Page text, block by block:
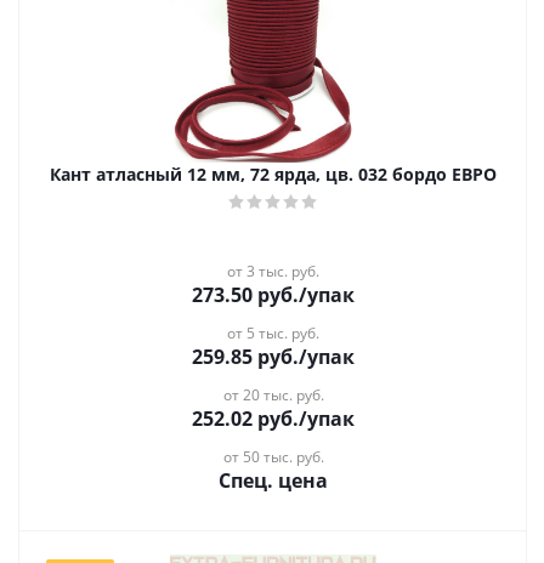
Кант атласный 12 мм, 72 ярда, цв. 032 бордо ЕВРО
от 3 тыс. руб.
273.50 руб./упак
от 5 тыс. руб.
259.85 руб./упак
от 20 тыс. руб.
252.02 руб./упак
от 50 тыс. руб.
Спец. цена